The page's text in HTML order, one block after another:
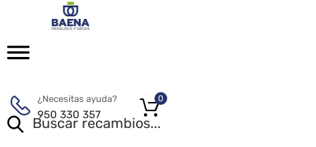
¿Necesitas ayuda?
950 330 357
0